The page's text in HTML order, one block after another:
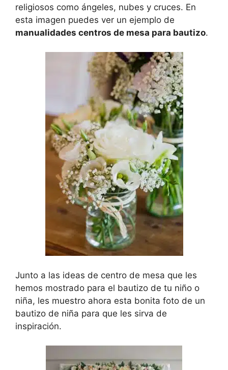
religiosos como ángeles, nubes y cruces. En
esta imagen puedes ver un ejemplo de
manualidades centros de mesa para bautizo.
Junto a las ideas de centro de mesa que les
hemos mostrado para el bautizo de tu niño o
niña, les muestro ahora esta bonita foto de un
bautizo de niña para que les sirva de
inspiración.